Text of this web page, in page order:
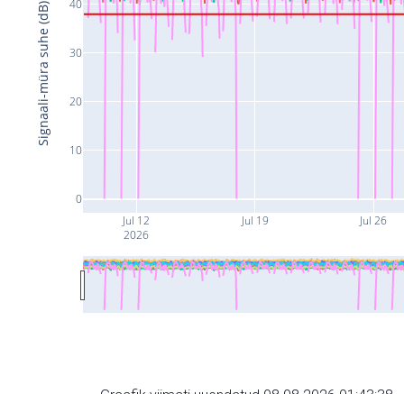
Jul 12
2026
Jul 19 Jul 26
0
10
20
30
40
Signaali-müra suhe (dB)